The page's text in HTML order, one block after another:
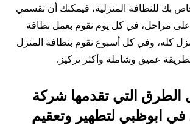
بك للنظافة المنزلية، فيمكنك أن تقسمي
على مراحل، في كل يوم نقوم بعمل نظافة
كله، وفي كل أسبوع نقوم بنظافة المنزل
عميق وشاملة وأكثر تركيز.
التي تقدمها شركة
في ابوظبي لتطهير وتعقيم